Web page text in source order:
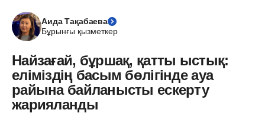
Аида Тақабаева
Бұрынғы қызметкер
Найзағай, бұршақ, қатты ыстық:
еліміздің басым бөлігінде ауа
райына байланысты ескерту
жарияланды